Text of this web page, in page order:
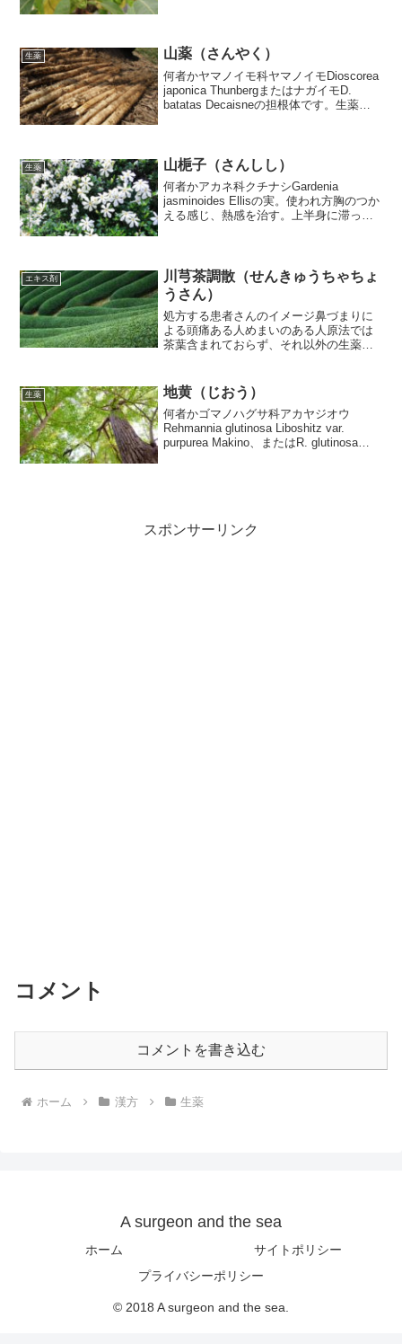
生薬 山薬（さんやく）
何者かヤマノイモ科ヤマノイモDioscorea
japonica ThunbergまたはナガイモD.
batatas Decaisneの担根体です。生薬と
生薬 山梔子（さんしし）
何者かアカネ科クチナシGardenia
jasminoides Ellisの実。使われ方胸のつか
える感じ、熱感を治す。上半身に滞った
こ...
エキス剤
川芎茶調散（せんきゅうちゃちょ
うさん）
処方する患者さんのイメージ鼻づまりに
よる頭痛ある人めまいのある人原法では
茶葉含まれておらず、それ以外の生薬を
エ・コタローの番号124番。入っている生
薬とその狙い香附子（...
生薬 地黄（じおう）
何者かゴマノハグサ科アカヤジオウ
Rehmannia glutinosa Liboshitz var.
purpurea Makino、またはR. glutinosa
スポンサーリンク
コメント
コメントを書き込む
ホーム 漢方 生薬
A surgeon and the sea
ホーム
サイトポリシー
プライバシーポリシー
© 2018 A surgeon and the sea.